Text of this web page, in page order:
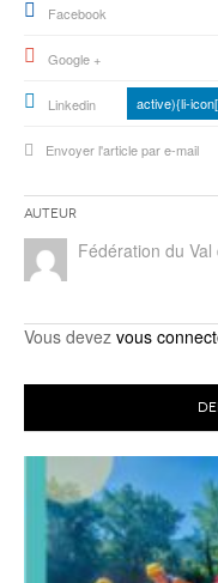
Facebook
Google +
Linkedin active){li-
Envoyer l'article par e-mail
Auteur
Fédération du Val
Vous devez vous